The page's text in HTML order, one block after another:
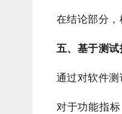
在结论部分
五、基于测
通过对软件
对于功能指